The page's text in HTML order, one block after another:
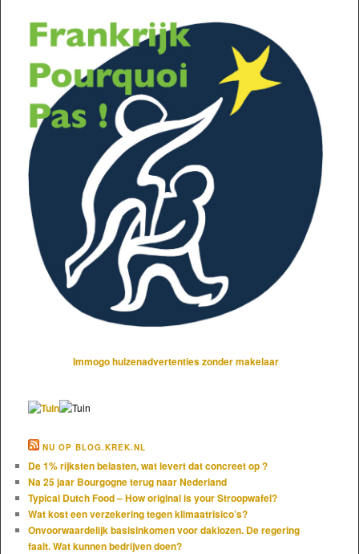
Immogo huizenadvertenties zonder makelaar
NU OP BLOG.KREK.NL
De 1% rijksten belasten, wat levert dat concreet op ?
Na 25 jaar Bourgogne terug naar Nederland
Typical Dutch Food – How original is your Stroopwafel?
Wat kost een verzekering tegen klimaatrisico’s?
Onvoorwaardelijk basisinkomen voor daklozen. De regering
faalt. Wat kunnen bedrijven doen?